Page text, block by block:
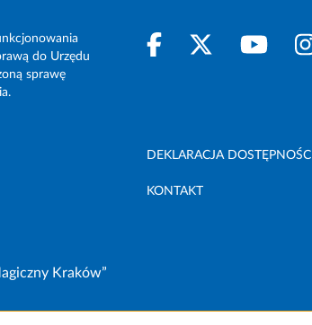
do Urzędu
sprawę
DEKLARACJA DOSTĘPNOŚCI
KONTAKT
Kraków”